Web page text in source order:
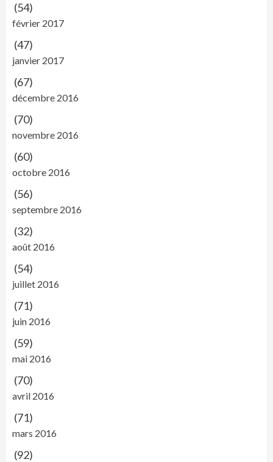
(54)
février 2017
(47)
janvier 2017
(67)
décembre 2016
(70)
novembre 2016
(60)
octobre 2016
(56)
septembre 2016
(32)
août 2016
(54)
juillet 2016
(71)
juin 2016
(59)
mai 2016
(70)
avril 2016
(71)
mars 2016
(92)